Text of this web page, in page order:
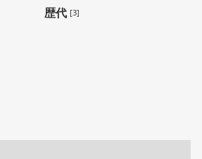
歴代 [3]